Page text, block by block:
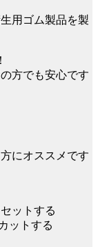
用ゴム製品を製
方でも安心です
にオススメです
ットする
ットする